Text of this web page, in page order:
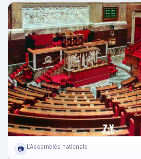
📷 L'Assemblée nationale